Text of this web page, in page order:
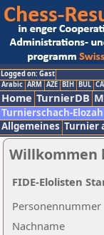
Logged on: Gast
Arabic ARM AZE BIH BUL
Home TurnierDB
Turnierschach-
Allgemeines Turnier
Willkommen
Nachname
Personennummer
FIDE-Elolisten